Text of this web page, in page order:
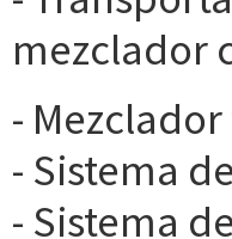
mezclador
-
- Sistema
- Sistema